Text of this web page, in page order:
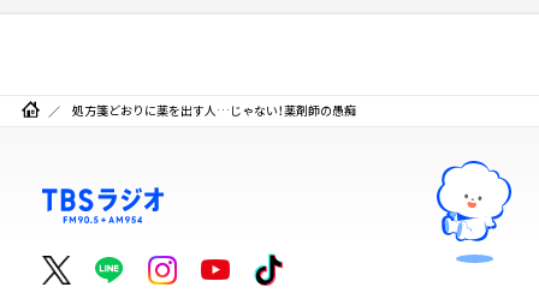
処方箋どおりに薬を出す人…じゃない！薬剤師の愚痴